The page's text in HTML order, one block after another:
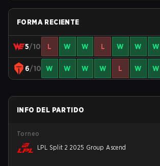
FORMA RECIENTE
5/10 L W W L W W W
6/10 W W W W L W W
INFO DEL PARTIDO
Torneo
LPL Split 2 2025 Group Ascend